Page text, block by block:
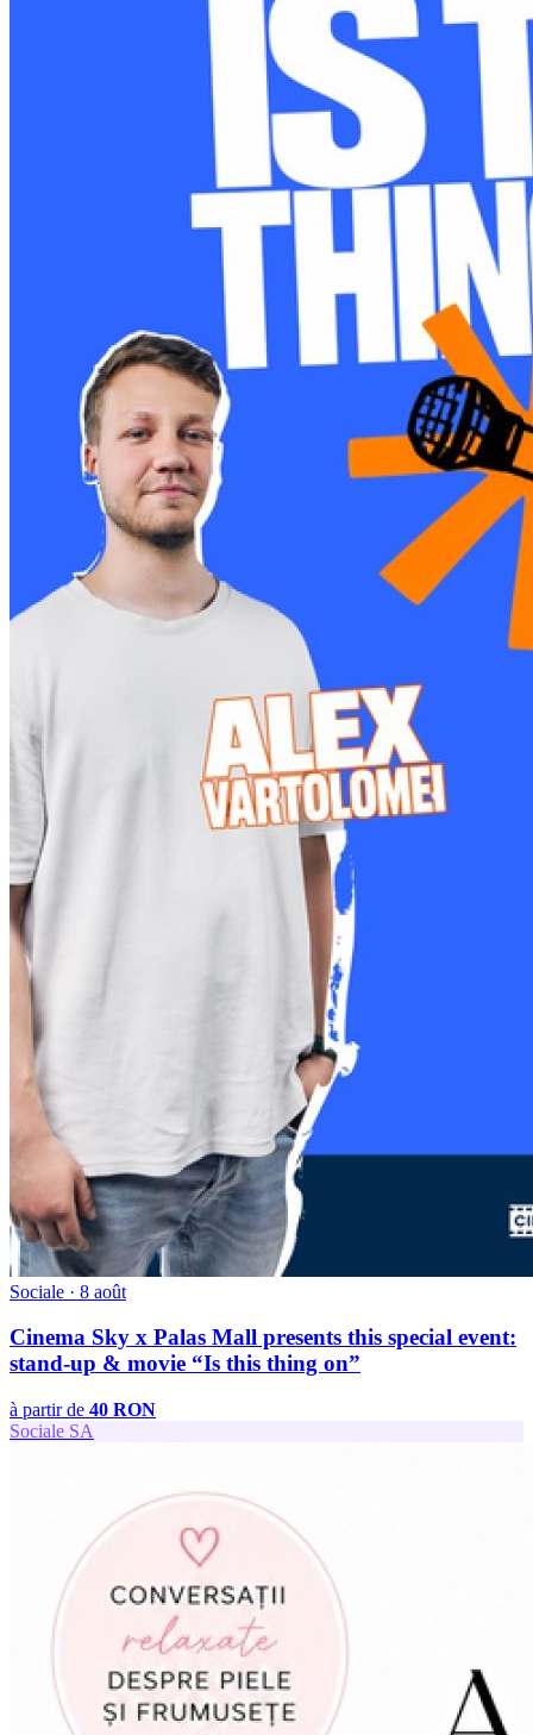
Sociale · 8 août
Cinema Sky x Palas Mall presents this special event:
stand-up & movie “Is this thing on”
à partir de 40 RON
Sociale SA